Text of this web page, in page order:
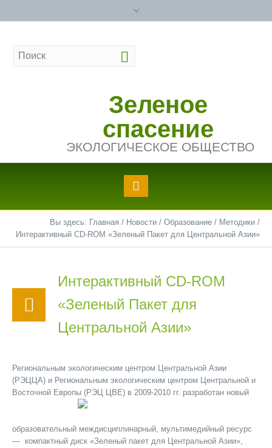
Зеленое
спасение
ЭКОЛОГИЧЕСКОЕ ОБЩЕСТВО
Вы здесь: Главная / Новости / Образование / Методики /
Интерактивный CD-ROM «Зеленый Пакет для Центральной Азии»
Интерактивный CD-ROM
«Зеленый Пакет для
Центральной Азии»
Региональным экологическим центром Центральной Азии
(РЭЦЦА) и Региональным экологическим центром Центральной и
Восточной Европы (РЭЦ ЦВЕ) в 2009-2010 гг. разработан новый
образовательный междисциплинарный, мультимедийный ресурс
— компактный диск «Зеленый пакет для Центральной Азии»,